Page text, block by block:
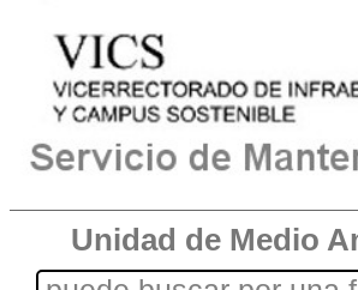
Unidad de Medio